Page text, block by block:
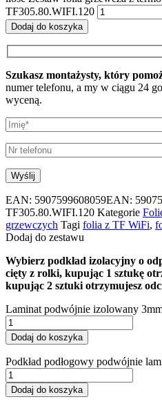
TF305.80.WIFI.120
Dodaj do koszyka
Szukasz montażysty, który
numer telefonu, a my w ciągu 24
wyceną.
EAN: 5907599608059EAN:
TF305.80.WIFI.120 Kategorie
grzewczych Tagi folia z TF WiFi,
Dodaj do zestawu
Wybierz podkład izolacyjny o
cięty z rolki, kupując 1 sztukę
kupując 2 sztuki otrzymujesz
Laminat podwójnie izolowany
Dodaj do koszyka
Podkład podłogowy podwójnie
Dodaj do koszyka